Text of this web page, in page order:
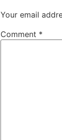
Your email
Comment *